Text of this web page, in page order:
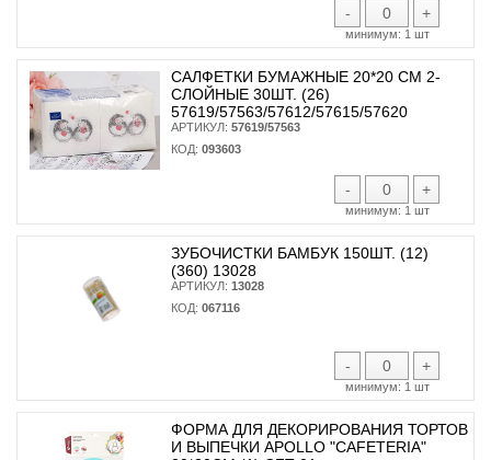
- +
минимум: 1 шт
САЛФЕТКИ БУМАЖНЫЕ 20*20 СМ 2-
СЛОЙНЫЕ 30ШТ. (26)
57619/57563/57612/57615/57620
АРТИКУЛ: 57619/57563
КОД: 093603
- +
минимум: 1 шт
ЗУБОЧИСТКИ БАМБУК 150ШТ. (12)
(360) 13028
АРТИКУЛ: 13028
КОД: 067116
- +
минимум: 1 шт
ФОРМА ДЛЯ ДЕКОРИРОВАНИЯ ТОРТОВ
И ВЫПЕЧКИ APOLLO "CAFETERIA"